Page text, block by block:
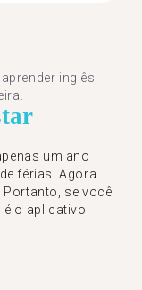
inglês
um ano
férias. Agora
Portanto, se você
é o aplicativo